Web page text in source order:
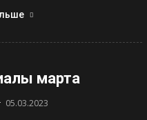
марта
05.03.2023